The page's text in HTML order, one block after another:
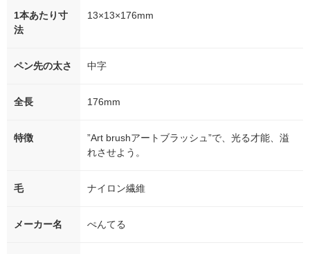
1本あたり寸
法
13×13×176mm
ペン先の太さ 中字
全長 176mm
特徴
”Art brushアートブラッシュ”で、光る才能、溢
れさせよう。
毛 ナイロン繊維
メーカー名 ぺんてる